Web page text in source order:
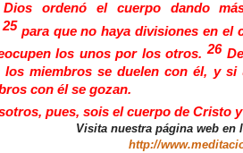
ordenó el cuerpo dando
25 para que no haya divisiones en el
los unos por los otros.26
los miembros se duelen con él, y
con él se gozan.
pues, sois el cuerpo de Cristo
Visita nuestra página web en
http://